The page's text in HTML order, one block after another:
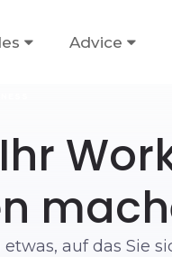
Advice
auf das Sie